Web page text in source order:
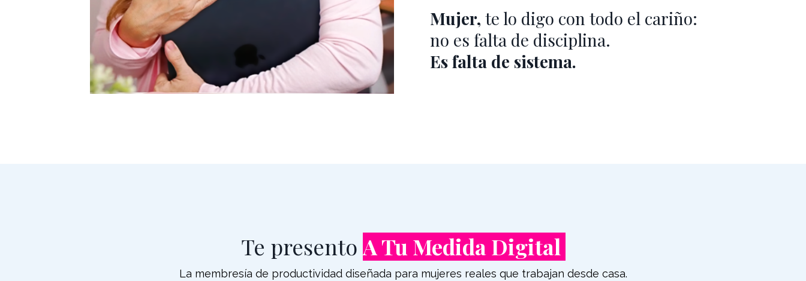
Mujer, te lo digo con todo el cariño:
no es falta de disciplina.
Es falta de sistema.
Te presento A Tu Medida Digital
La membresía de productividad diseñada para mujeres reales que trabajan desde casa.